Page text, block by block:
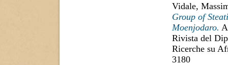
Vidale,
Group of
Moenjodaro.
Rivista del
Ricerche su
3180